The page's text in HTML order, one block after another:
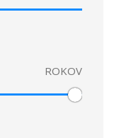
ROKOV